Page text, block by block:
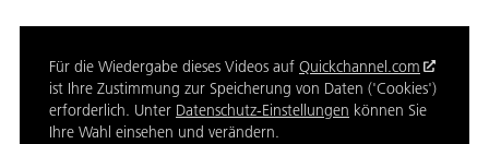
Für die Wiedergabe dieses Videos auf Quickchannel.com
ist Ihre Zustimmung zur Speicherung von Daten ('Cookies')
erforderlich. Unter Datenschutz-Einstellungen können Sie
Ihre Wahl einsehen und verändern.